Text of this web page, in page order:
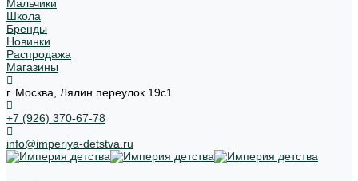
Мальчики
Школа
Бренды
Новинки
Распродажа
Магазины
г. Москва, Лялин переулок 19с1
+7 (926) 370-67-78
info@imperiya-detstva.ru